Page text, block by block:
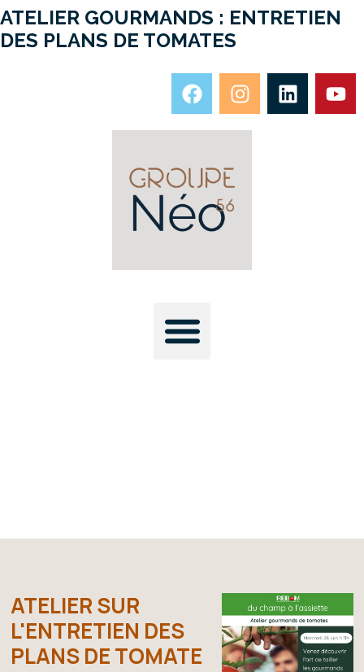
ATELIER GOURMANDS : ENTRETIEN
DES PLANS DE TOMATES
ATELIER SUR
L'ENTRETIEN DES
PLANS DE TOMATE